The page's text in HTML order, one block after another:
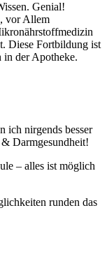
Genial!
vor Allem
Diese Fortbildung ist
in der Apotheke.
ich nirgends besser
Darmgesundheit!
– alles ist möglich
runden das